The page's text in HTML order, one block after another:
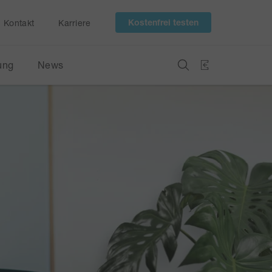
Kontakt Karriere Kostenfrei testen
News